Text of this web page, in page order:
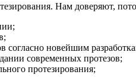
Нам доверяют,
согласно новейшим
современных протезов;
протезирования;